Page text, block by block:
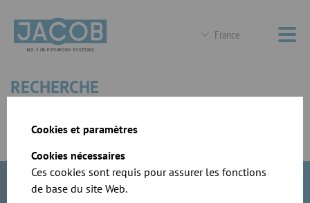
Cookies et paramètres
Cookies nécessaires
Ces cookies sont requis pour assurer les fonctions
de base du site Web.
France
RECHERCHE
Veuillez saisir votre recherche